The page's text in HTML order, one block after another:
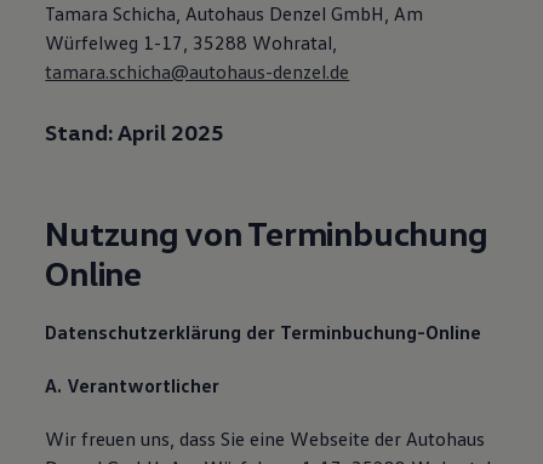
Tamara Schicha, Autohaus Denzel GmbH, Am
Würfelweg 1-17, 35288 Wohratal,
tamara.schicha@autohaus-denzel.de
Stand: April 2025
Nutzung von Terminbuchung
Online
Datenschutzerklärung der Terminbuchung-Online
A. Verantwortlicher
Wir freuen uns, dass Sie eine Webseite der Autohaus